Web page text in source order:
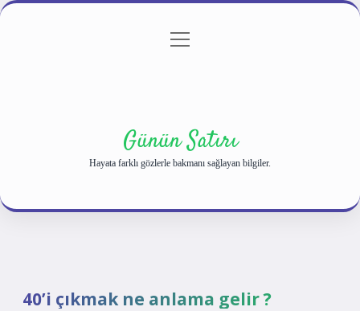
Gizlilik Politikası
menüyü
Günün Satırı
Hayata farklı gözlerle bakmanı sağlayan bilgiler.
40’i çıkmak ne anlama gelir ?